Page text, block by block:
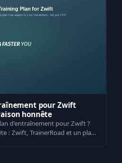
pour Zwift
honnête
d'entraînement pour Zwift ?
: Zwift, TrainerRoad et un plan